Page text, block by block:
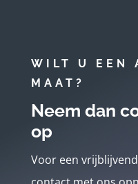
WILT U EEN
MAAT?
Neem dan
op
Voor een